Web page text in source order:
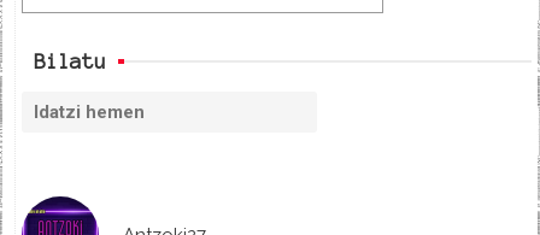
Bilatu